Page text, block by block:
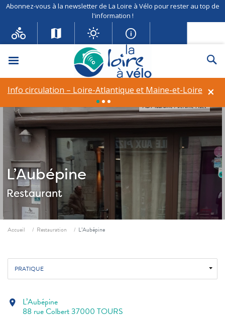
Abonnez-vous à la newsletter de La Loire à Vélo pour rester au top de
l'information !
Menu
×
Info circulation – Loire-Atlantique et Maine-et-Loire
L’Aubépine
Restaurant
ADT Touraine / Jérôme Huet
Fil d'ariane
Accueil Restauration L’Aubépine
PRATIQUE
location_on L’Aubépine
88 rue Colbert 37000 TOURS